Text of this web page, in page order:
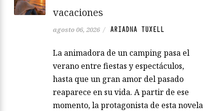
vacaciones
agosto 06, 2026 / ARIADNA TUXELL
La animadora de un camping pasa el
verano entre fiestas y espectáculos,
hasta que un gran amor del pasado
reaparece en su vida. A partir de ese
momento, la protagonista de esta novela